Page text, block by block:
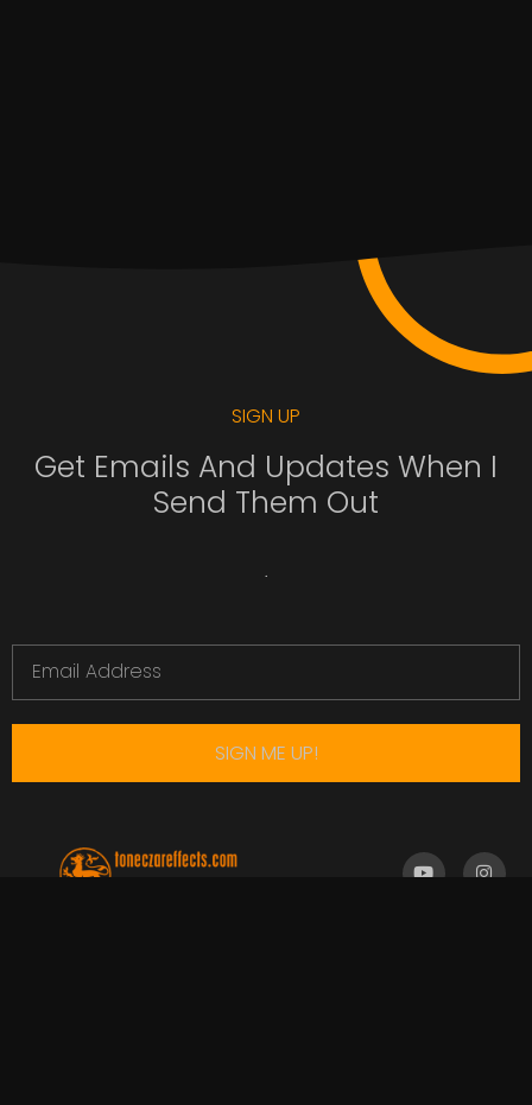
SIGN UP
Get Emails And Updates When I
Send Them Out
.
SIGN ME UP!